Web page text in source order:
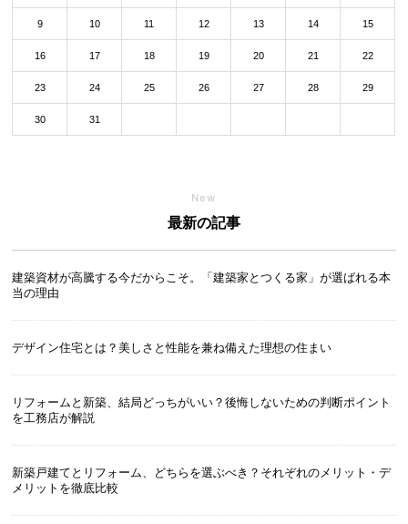
9 10 11 12 13 14 15
16 17 18 19 20 21 22
23 24 25 26 27 28 29
30 31
New
最新の記事
建築資材が高騰する今だからこそ。「建築家とつくる家」が選ばれる本
当の理由
デザイン住宅とは？美しさと性能を兼ね備えた理想の住まい
リフォームと新築、結局どっちがいい？後悔しないための判断ポイント
を工務店が解説
新築戸建てとリフォーム、どちらを選ぶべき？それぞれのメリット・デ
メリットを徹底比較